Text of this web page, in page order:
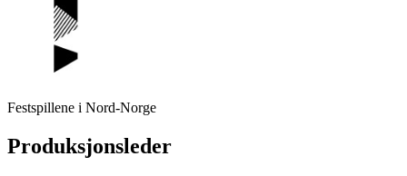
Festspillene i Nord-Norge
Produksjonsleder